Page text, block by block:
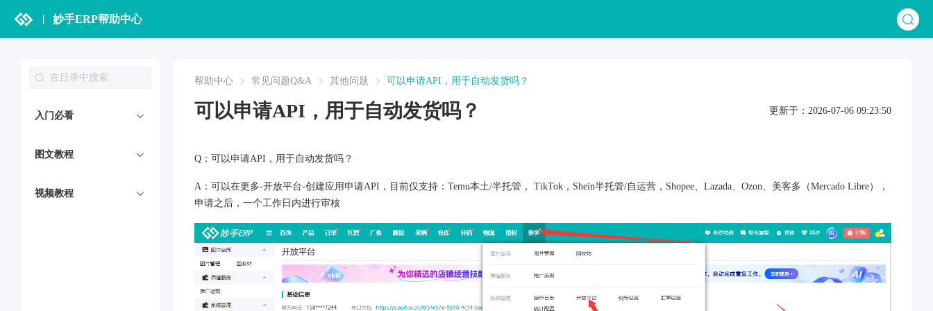
妙手ERP帮助中心
入门必看
图文教程
视频教程
帮助中心 常见问题Q&A 其他问题 可以申请API，用于自动发货吗？
可以申请API，用于自动发货吗？ 更新于：2026-07-06 09:23:50
Q：可以申请API，用于自动发货吗？
A：可以在更多-开放平台-创建应用申请API，目前仅支持：Temu本土/半托管， TikTok，Shein半托管/自运营，Shopee、Lazada、Ozon、美客多（Mercado Libre），
申请之后，一个工作日内进行审核